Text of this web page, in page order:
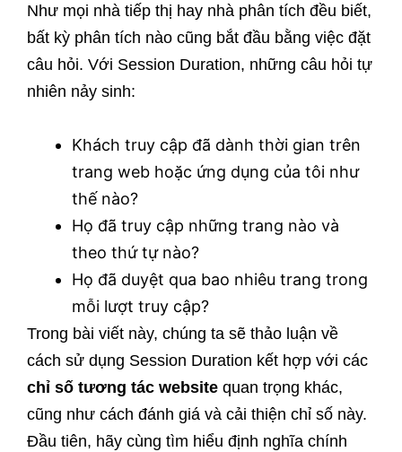
Như mọi nhà tiếp thị hay nhà phân tích đều biết,
bất kỳ phân tích nào cũng bắt đầu bằng việc đặt
câu hỏi. Với Session Duration, những câu hỏi tự
nhiên nảy sinh:
Khách truy cập đã dành thời gian trên
trang web hoặc ứng dụng của tôi như
thế nào?
Họ đã truy cập những trang nào và
theo thứ tự nào?
Họ đã duyệt qua bao nhiêu trang trong
mỗi lượt truy cập?
Trong bài viết này, chúng ta sẽ thảo luận về
cách sử dụng Session Duration kết hợp với các
chỉ số tương tác website quan trọng khác,
cũng như cách đánh giá và cải thiện chỉ số này.
Đầu tiên, hãy cùng tìm hiểu định nghĩa chính